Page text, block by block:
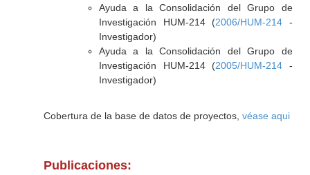
Ayuda a la Consolidación del Grupo de
Investigación HUM-214 (2006/HUM-214 -
Investigador)
Ayuda a la Consolidación del Grupo de
Investigación HUM-214 (2005/HUM-214 -
Investigador)
Cobertura de la base de datos de proyectos, véase aqui
Publicaciones: